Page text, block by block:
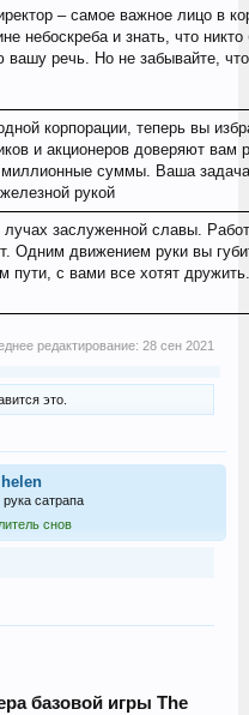
– самое важное лицо в
небоскреба и знать, что
речь. Но не забывайте, что
корпорации, теперь вы
и акционеров доверяют вам
суммы. Ваша
рукой
заслуженной славы.
Одним движением руки вы
пути, с вами все хотят
редактирование:28 сен 2021
это.
сатрапа
снов
базовой игры The